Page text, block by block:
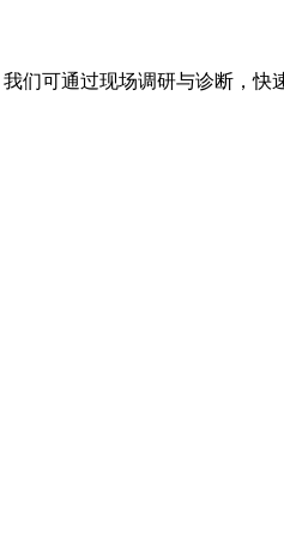
们可通过现场调研与诊断，